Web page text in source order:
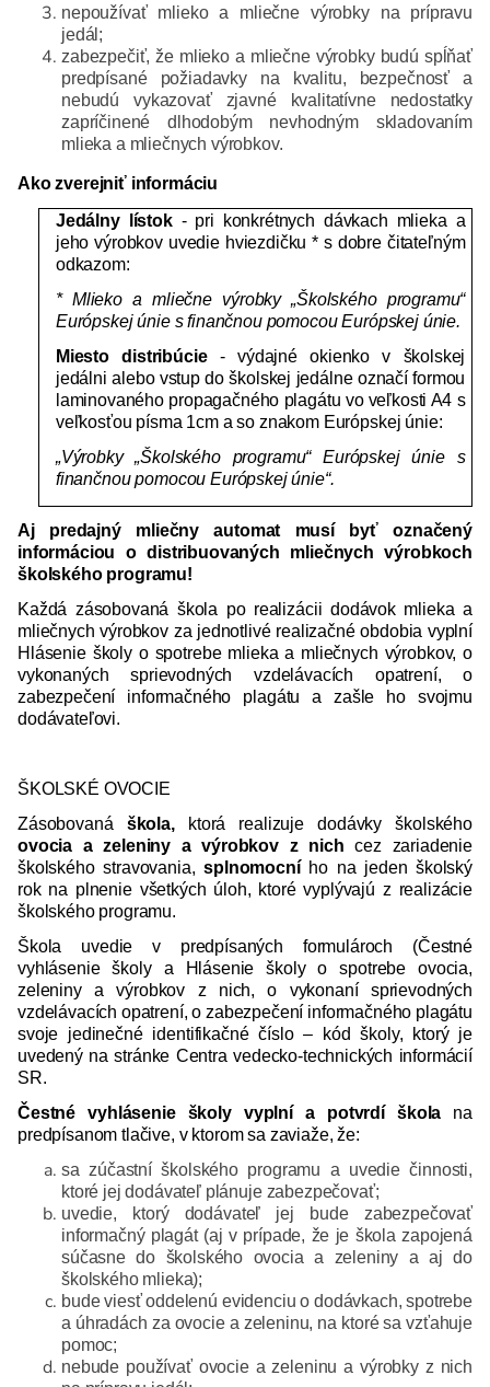
nepoužívať mlieko a mliečne výrobky na prípravu
jedál;
zabezpečiť, že mlieko a mliečne výrobky budú spĺňať
predpísané požiadavky na kvalitu, bezpečnosť a
nebudú vykazovať zjavné kvalitatívne nedostatky
zapríčinené dlhodobým nevhodným skladovaním
mlieka a mliečnych výrobkov.
Ako zverejniť informáciu
Jedálny lístok - pri konkrétnych dávkach mlieka a
jeho výrobkov uvedie hviezdičku *s dobre čitateľným
odkazom:
* Mlieko a mliečne výrobky „Školského programu“
Európskej únie s finančnou pomocou Európskej únie.
Miesto distribúcie - výdajné okienko v školskej
jedálni alebo vstup do školskej jedálne označí formou
laminovaného propagačného plagátu vo veľkosti A4 s
veľkosťou písma 1cm a so znakom Európskej únie:
„Výrobky „Školského programu“ Európskej únie s
finančnou pomocou Európskej únie“.
Aj predajný mliečny automat musí byť označený
informáciou o distribuovaných mliečnych výrobkoch
školského programu!
Každá zásobovaná škola po realizácii dodávok mlieka a
mliečnych výrobkov za jednotlivé realizačné obdobia vyplní
Hlásenie školy o spotrebe mlieka a mliečnych výrobkov, o
vykonaných sprievodných vzdelávacích opatrení, o
zabezpečení informačného plagátu a zašle ho svojmu
dodávateľovi.
ŠKOLSKÉ OVOCIE
Zásobovaná škola,
ktorá realizuje dodávky školského
ovocia a zeleniny a výrobkov z nichcez zariadenie
školského stravovania,splnomocní ho na jeden školský
rok na plnenie všetkých úloh, ktoré vyplývajú z realizácie
školského programu.
Škola uvedie v predpísaných formulároch (Čestné
vyhlásenie školy a Hlásenie školy o spotrebe ovocia,
zeleniny a výrobkov z nich, o vykonaní sprievodných
vzdelávacích opatrení, o zabezpečení informačného plagátu
svoje jedinečné identifikačné číslo – kód školy, ktorý je
uvedený na stránke Centra vedecko-technických informácií
SR.
Čestné vyhlásenie školy vyplní a potvrdí škola na
predpísanom tlačive, v ktorom sa zaviaže, že:
sa zúčastní školského programu a uvedie činnosti,
ktoré jej dodávateľ plánuje zabezpečovať;
uvedie, ktorý dodávateľ jej bude zabezpečovať
informačný plagát (aj v prípade, že je škola zapojená
súčasne do školského ovocia a zeleniny a aj do
školského mlieka);
bude viesť oddelenú evidenciu o dodávkach, spotrebe
a úhradách za ovocie a zeleninu, na ktoré sa vzťahuje
pomoc;
nebude používať ovocie a zeleninu a výrobky z nich